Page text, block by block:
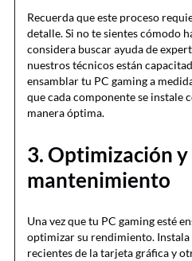
Recuerda que este proceso
detalle. Si no te sientes cómodo
considera buscar ayuda de
nuestros técnicos están
ensamblar tu PC gaming a
que cada componente se instale
manera óptima.
3. Optimización y
mantenimiento
Una vez que tu PC gaming esté
optimizar su rendimiento.
recientes de la tarjeta gráfica y